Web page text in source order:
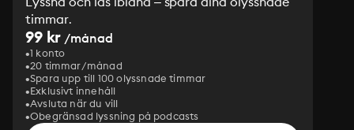
timmar.
99 kr /månad
1 konto
20 timmar/månad
Spara upp till 100 olyssnade timmar
Exklusivt innehåll
Avsluta när du vill
Obegränsad lyssning på podcasts